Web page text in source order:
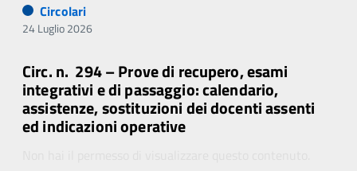
Circolari
24 Luglio 2026
Circ. n. 294 – Prove di recupero, esami
integrativi e di passaggio: calendario,
assistenze, sostituzioni dei docenti assenti
ed indicazioni operative